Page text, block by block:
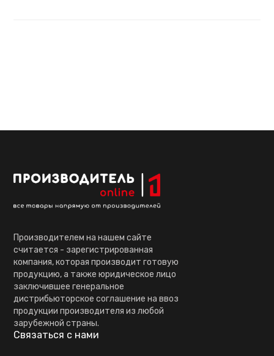
Производителем на нашем сайте
считается - зарегистрированная
компания, которая производит готовую
продукцию, а также юридическое лицо
заключившее генеральное
дистрибьюторское соглашение на ввоз
продукции производителя из любой
зарубежной страны.
Связаться с нами